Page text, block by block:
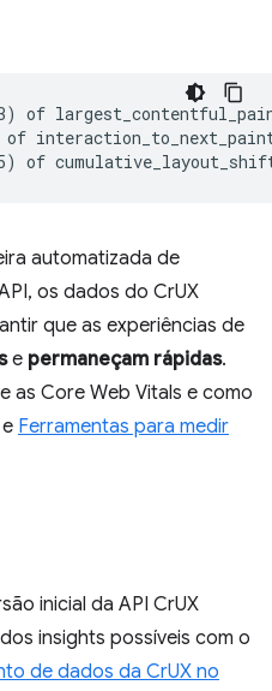
of
automatizada de
os dados do CrUX
que as experiências de
e permaneçam rápidas.
as Core Web Vitals e como
e Ferramentas para medir
inicial da API CrUX
insights possíveis com o
de dados da CrUX no